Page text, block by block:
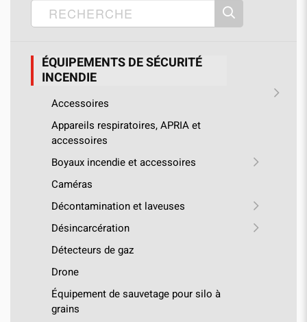
ÉQUIPEMENTS DE SÉCURITÉ
INCENDIE
Accessoires
Appareils respiratoires, APRIA et
accessoires
Boyaux incendie et accessoires
Caméras
Décontamination et laveuses
Désincarcération
Détecteurs de gaz
Drone
Équipement de sauvetage pour silo à
grains